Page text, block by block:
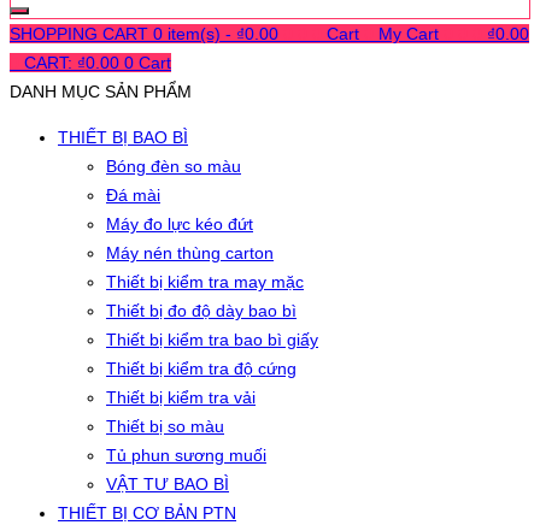
SHOPPING CART 0 item(s) - ₫0.00 Cart My Cart ₫0.00
CART: ₫0.00 0 Cart
DANH MỤC SẢN PHẨM
THIẾT BỊ BAO BÌ
Bóng đèn so màu
Đá mài
Máy đo lực kéo đứt
Máy nén thùng carton
Thiết bị kiểm tra may mặc
Thiết bị đo độ dày bao bì
Thiết bị kiểm tra bao bì giấy
Thiết bị kiểm tra độ cứng
Thiết bị kiểm tra vải
Thiết bị so màu
Tủ phun sương muối
VẬT TƯ BAO BÌ
THIẾT BỊ CƠ BẢN PTN